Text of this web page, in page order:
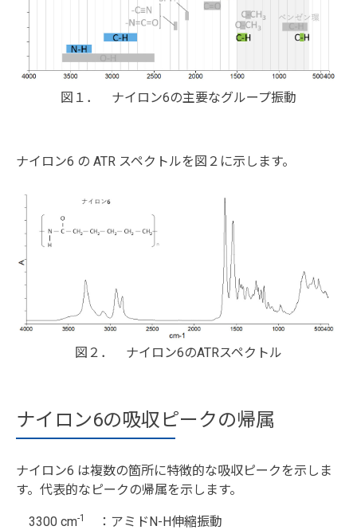
図１． ナイロン6の主要なグループ振動
ナイロン6 の ATR スペクトルを図２に示します。
図２． ナイロン6のATRスペクトル
ナイロン6の吸収ピークの帰属
ナイロン6 は複数の箇所に特徴的な吸収ピークを示しま
す。代表的なピークの帰属を示します。
3300 cm-1
：アミドN-H伸縮振動